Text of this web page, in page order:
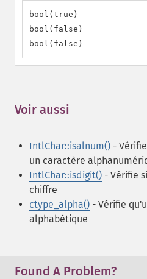
bool(true)
bool(false)
bool(false)
Voir aussi
IntlChar::isalnum() -
un caractère
IntlChar::isdigit() - Vérifie
chiffre
ctype_alpha() - Vérifie
alphabétique
Found A Problem?